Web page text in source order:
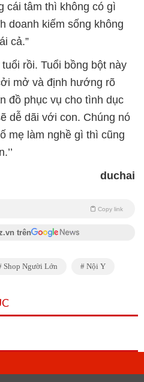
cái tâm thì không có gì
doanh kiếm sống không
cả.”
rồi. Tuổi bồng bột này
mở và định hướng rõ
đồ phục vụ cho tình dục
dễ dãi với con. Chúng nó
mẹ làm nghề gì thì cũng
duchai
Copy link
trên
Shop Người Lớn Nội Y